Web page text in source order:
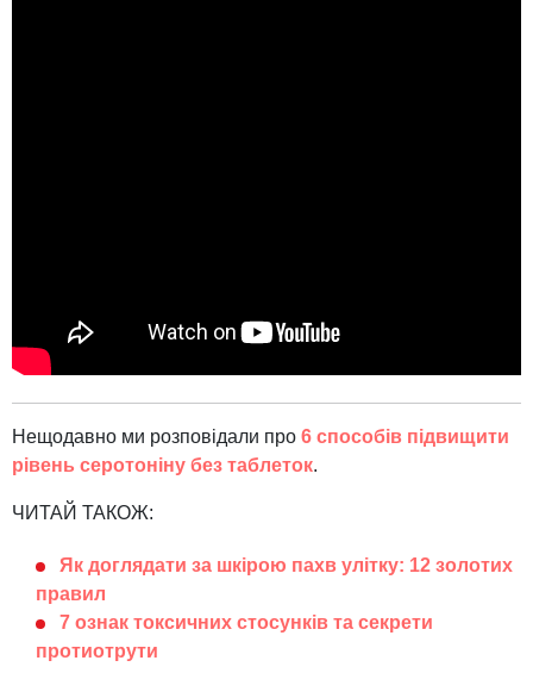
Нещодавно ми розповідали про 6 способів підвищити
рівень серотоніну без таблеток.
ЧИТАЙ ТАКОЖ:
Як доглядати за шкірою пахв улітку: 12 золотих
правил
7 ознак токсичних стосунків та секрети
протиотрути